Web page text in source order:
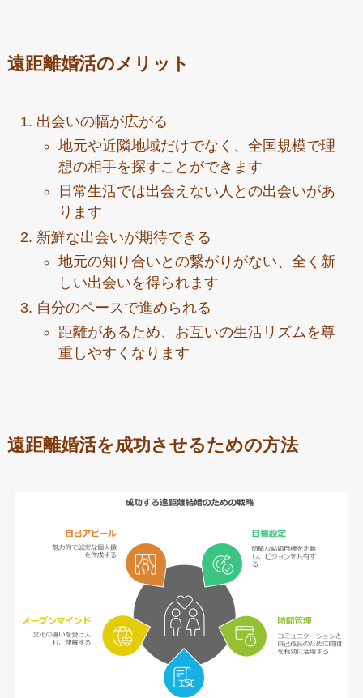
遠距離婚活のメリット
出会いの幅が広がる
地元や近隣地域だけでなく、全国規模で理
想の相手を探すことができます
日常生活では出会えない人との出会いがあ
ります
新鮮な出会いが期待できる
地元の知り合いとの繋がりがない、全く新
しい出会いを得られます
自分のペースで進められる
距離があるため、お互いの生活リズムを尊
重しやすくなります
遠距離婚活を成功させるための方法